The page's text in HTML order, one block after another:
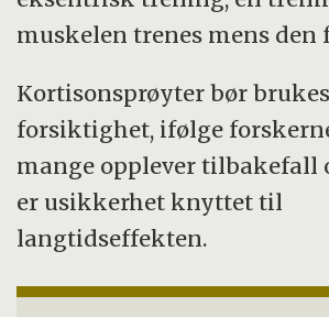
muskelen trenes mens den
Kortisonsprøyter bør
forsiktighet, ifølge
mange opplever tilbakefall
er usikkerhet knyttet til
langtidseffekten.